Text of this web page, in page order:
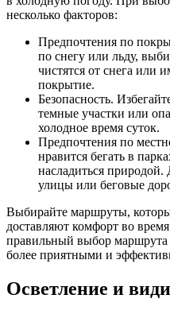
несколько факторов:
Предпочтения по
по снегу или льду,
чистятся от снега или
покрытие.
Безопасность.
темные участки или
холодное время суток.
Предпочтения по
нравится бегать в
насладиться
улицы или беговые
Выбирайте маршруты,
доставляют комфорт во
правильный выбор маршрута
более приятными и
Осветление и